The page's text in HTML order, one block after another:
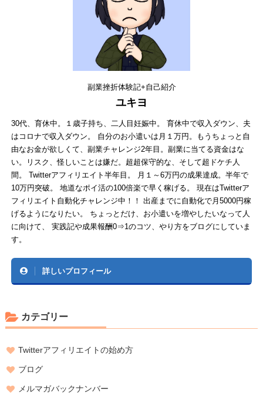
副業挫折体験記+自己紹介
ユキヨ
30代、育休中。１歳子持ち、二人目妊娠中。 育休中で収入ダウン、夫
はコロナで収入ダウン。 自分のお小遣いは月１万円。もうちょっと自
由なお金が欲しくて、副業チャレンジ2年目。副業に当てる資金はな
い。リスク、怪しいことは嫌だ。超超保守的な、そして超ドケチ人
間。 Twitterアフィリエイト半年目。 月１～6万円の成果達成。半年で
10万円突破。 地道なポイ活の100倍楽で早く稼げる。 現在はTwitterア
フィリエイト自動化チャレンジ中！！ 出産までに自動化で月5000円稼
げるようになりたい。 ちょっとだけ、お小遣いを増やしたいなって人
に向けて、 実践記や成果報酬0⇒1のコツ、やり方をブログにしていま
す。
詳しいプロフィール
カテゴリー
Twitterアフィリエイトの始め方
ブログ
メルマガバックナンバー